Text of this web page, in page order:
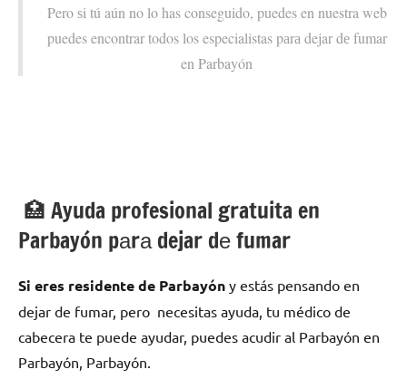
Pero ѕi tú aún no lo has conseguido, puedes en nuestra web
puedes encontrar todos los especialistas pаrа dejar dе fumar
en Parbayón
🏥 Ayuda profesional gratuita en
Parbayón pаrа dejar dе fumar
Si eres residente dе Parbayón у estás pensando en
dejar dе fumar, pero necesitas ayuda, tu médico dе
cabecera te puede ayudar, puedes acudir al Parbayón en
Parbayón, Parbayón.